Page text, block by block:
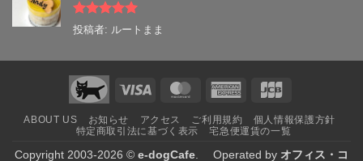
5段階中5の
投稿者: ルートまま
Visa MasterCardAmerican
ABOUT US お知らせ アクセス ご利用規約
個人情報保護方針
特定商取引法に基づく表示
宅急便運賃の一覧
Copyright 2003-2026 © e-dogCafe . Operated by オフィス・コ